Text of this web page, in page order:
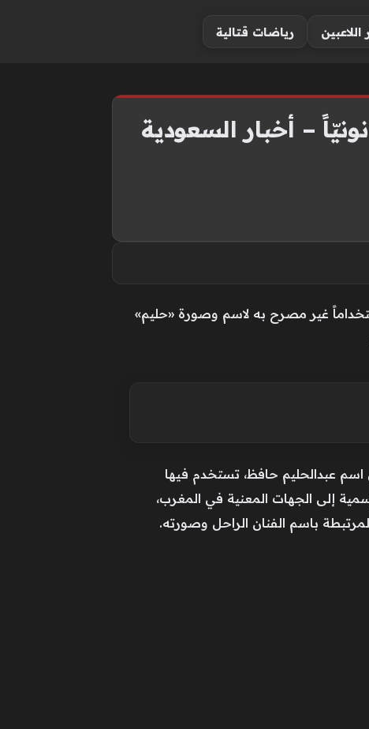
اللاعبين رياضات قتالية
– أخبار السعودية
غير مصرح به لاسم وصورة «حليم»
عبدالحليم حافظ، تستخدم فيها
إلى الجهات المعنية في المغرب،
باسم الفنان الراحل وصورته.